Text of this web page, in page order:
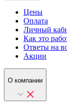
Цены
Оплата
Личный
Как это
Ответы на
Акции
О компании